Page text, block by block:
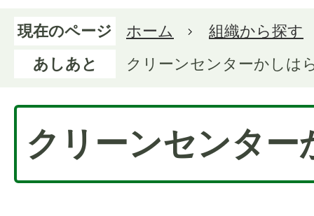
現在のページ ホーム
組織から探す
あしあと
クリーンセンターかしは
クリーンセンター